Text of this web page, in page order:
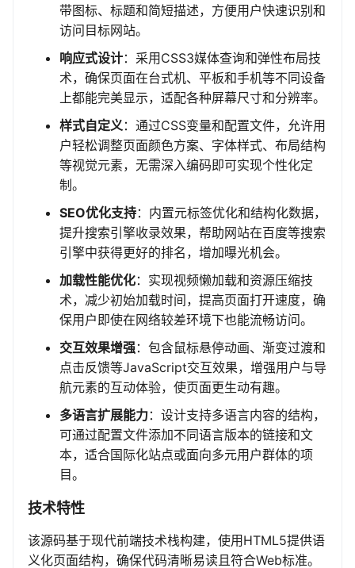
带图标、标题和简短描述，方便用户快速识别和
访问目标网站。
响应式设计：采用CSS3媒体查询和弹性布局技
术，确保页面在台式机、平板和手机等不同设备
上都能完美显示，适配各种屏幕尺寸和分辨率。
样式自定义：通过CSS变量和配置文件，允许用
户轻松调整页面颜色方案、字体样式、布局结构
等视觉元素，无需深入编码即可实现个性化定
制。
SEO优化支持：内置元标签优化和结构化数据，
提升搜索引擎收录效果，帮助网站在百度等搜索
引擎中获得更好的排名，增加曝光机会。
加载性能优化：实现视频懒加载和资源压缩技
术，减少初始加载时间，提高页面打开速度，确
保用户即使在网络较差环境下也能流畅访问。
交互效果增强：包含鼠标悬停动画、渐变过渡和
点击反馈等JavaScript交互效果，增强用户与导
航元素的互动体验，使页面更生动有趣。
多语言扩展能力：设计支持多语言内容的结构，
可通过配置文件添加不同语言版本的链接和文
本，适合国际化站点或面向多元用户群体的项
目。
技术特性
该源码基于现代前端技术栈构建，使用HTML5提供语
义化页面结构，确保代码清晰易读且符合Web标准。